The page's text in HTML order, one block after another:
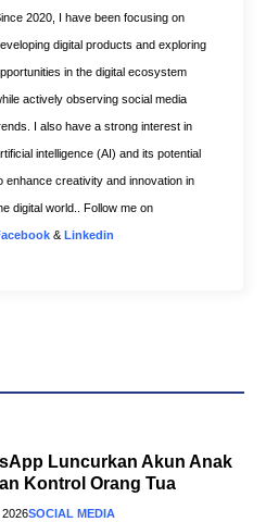
2020, I have been focusing on
digital products and exploring
in the digital ecosystem
actively observing social media
I also have a strong interest in
intelligence (AI) and its potential
enhance creativity and innovation in
digital world.. Follow me on
& Linkedin
Luncurkan Akun Anak
Kontrol Orang Tua
2026SOCIAL MEDIA